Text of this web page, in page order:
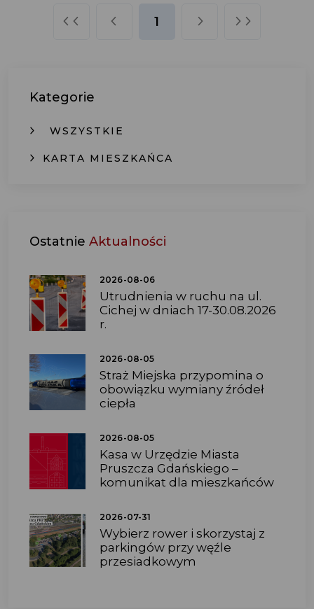
1
Kategorie
WSZYSTKIE
KARTA MIESZKAŃCA
Ostatnie Aktualności
2026-08-06
Utrudnienia w ruchu na ul.
Cichej w dniach 17-30.08.2026
r.
2026-08-05
Straż Miejska przypomina o
obowiązku wymiany źródeł
ciepła
2026-08-05
Kasa w Urzędzie Miasta
Pruszcza Gdańskiego –
komunikat dla mieszkańców
2026-07-31
Wybierz rower i skorzystaj z
parkingów przy węźle
przesiadkowym